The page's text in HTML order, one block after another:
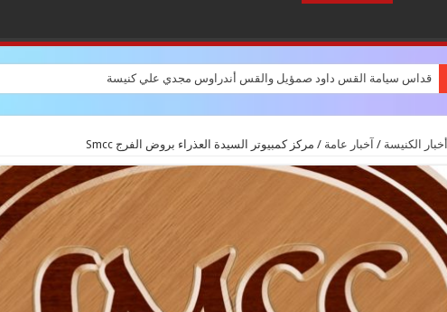
قداس سيامة القس داود صمؤيل والقس أندراوس مجدي علي كنيسة السيدة العذراء بروض ا
أخبار الكنيسة / آخبار عامة / مركز كمبيوتر السيدة العذراء بروض الفرج Smcc